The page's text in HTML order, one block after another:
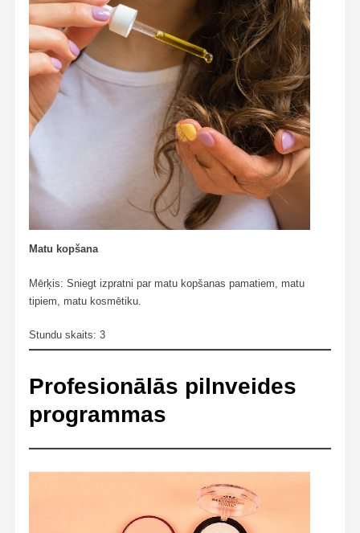
Matu kopšana
Mērķis: Sniegt izpratni par matu kopšanas pamatiem, matu
tipiem, matu kosmētiku.
Stundu skaits: 3
Profesionālās pilnveides
programmas